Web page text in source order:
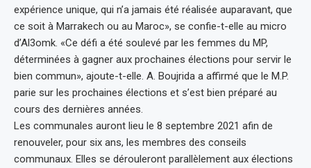
expérience unique, qui n’a jamais été réalisée auparavant, que
ce soit à Marrakech ou au Maroc», se confie-t-elle au micro
d’Al3omk. «Ce défi a été soulevé par les femmes du MP,
déterminées à gagner aux prochaines élections pour servir le
bien commun», ajoute-t-elle. A. Boujrida a affirmé que le M.P.
parie sur les prochaines élections et s’est bien préparé au
cours des dernières années.
Les communales auront lieu le 8 septembre 2021 afin de
renouveler, pour six ans, les membres des conseils
communaux. Elles se dérouleront parallèlement aux élections